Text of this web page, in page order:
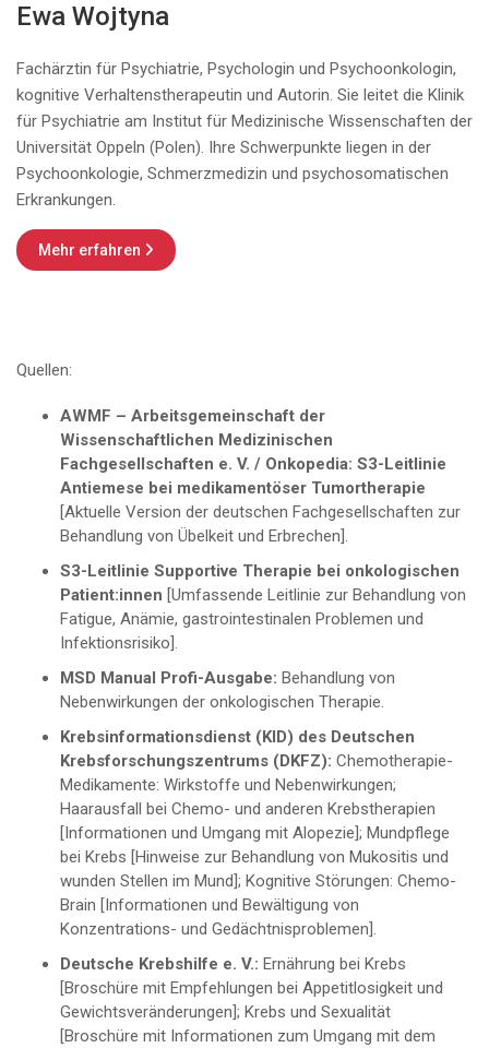
Ewa Wojtyna
Fachärztin für Psychiatrie, Psychologin und Psychoonkologin,
kognitive Verhaltenstherapeutin und Autorin. Sie leitet die Klinik
für Psychiatrie am Institut für Medizinische Wissenschaften der
Universität Oppeln (Polen). Ihre Schwerpunkte liegen in der
Psychoonkologie, Schmerzmedizin und psychosomatischen
Erkrankungen.
Mehr erfahren 
Quellen:
AWMF – Arbeitsgemeinschaft der
Wissenschaftlichen Medizinischen
Fachgesellschaften e. V. / Onkopedia: S3-Leitlinie
Antiemese bei medikamentöser Tumortherapie
[Aktuelle Version der deutschen Fachgesellschaften zur
Behandlung von Übelkeit und Erbrechen].
S3-Leitlinie Supportive Therapie bei onkologischen
Patient:innen [Umfassende Leitlinie zur Behandlung von
Fatigue, Anämie, gastrointestinalen Problemen und
Infektionsrisiko].
MSD Manual Profi-Ausgabe: Behandlung von
Nebenwirkungen der onkologischen Therapie.
Krebsinformationsdienst (KID) des Deutschen
Krebsforschungszentrums (DKFZ): Chemotherapie-
Medikamente: Wirkstoffe und Nebenwirkungen;
Haarausfall bei Chemo- und anderen Krebstherapien
[Informationen und Umgang mit Alopezie]; Mundpflege
bei Krebs [Hinweise zur Behandlung von Mukositis und
wunden Stellen im Mund]; Kognitive Störungen: Chemo-
Brain [Informationen und Bewältigung von
Konzentrations- und Gedächtnisproblemen].
Deutsche Krebshilfe e. V.: Ernährung bei Krebs
[Broschüre mit Empfehlungen bei Appetitlosigkeit und
Gewichtsveränderungen]; Krebs und Sexualität
[Broschüre mit Informationen zum Umgang mit dem